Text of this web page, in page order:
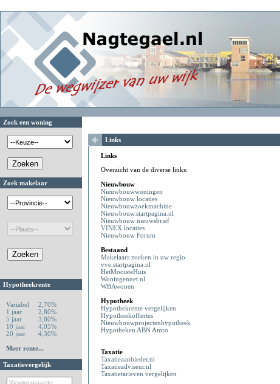
Zoek een woning
Zoek makelaar
Hypotheekrente
Variabel
2,70%
1 jaar
2,80%
5 jaar
3,80%
10 jaar
4,05%
20 jaar
4,30%
Meer rente...
Taxatievergelijk
Links
Links
Overzicht van de diverse links:
Nieuwbouw
Nieuwbouwwoningen
Nieuwbouw locaties
Nieuwbouwzoekmachine
Nieuwbouw.startpagina.nl
Nieuwbouw nieuwsbrief
VINEX locaties
Nieuwbouw Forum
Bestaand
Makelaars zoeken in uw regio
vve.startpagina.nl
HetMooisteHuis
Woningennet.nl
WBAwonen
Hypotheek
Hypothekrente vergelijken
Hypotheekoffertes
Nieuwbouwprojectenhypotheek
Hypotheken ABN Amro
Taxatie
Taxatieaanbieder.nl
Taxatieadviseur.nl
Taxatietarieven vergelijken